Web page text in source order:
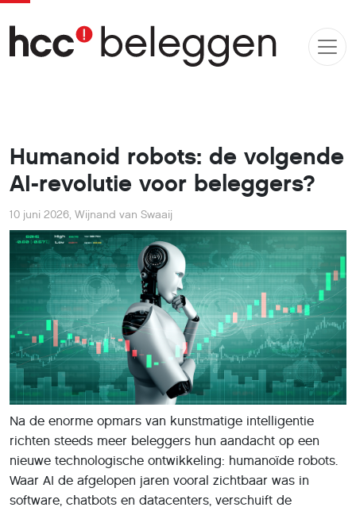
Humanoid robots: de volgende
AI-revolutie voor beleggers?
10 juni 2026, Wijnand van Swaaij
Na de enorme opmars van kunstmatige intelligentie
richten steeds meer beleggers hun aandacht op een
nieuwe technologische ontwikkeling: humanoïde robots.
Waar AI de afgelopen jaren vooral zichtbaar was in
software, chatbots en datacenters, verschuift de